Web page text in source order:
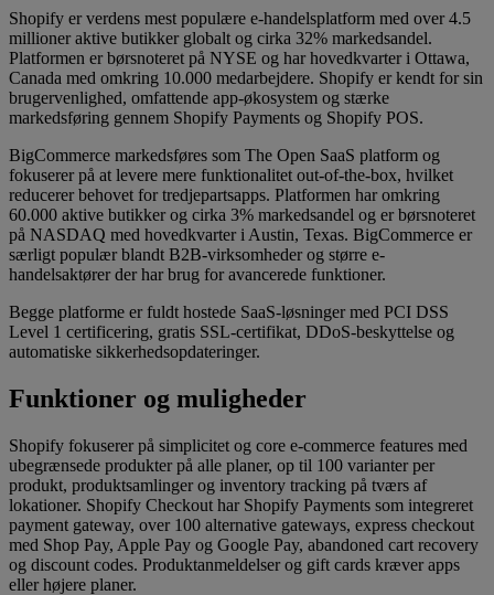
Shopify er verdens mest populære e-handelsplatform med over 4.5
millioner aktive butikker globalt og cirka 32% markedsandel.
Platformen er børsnoteret på NYSE og har hovedkvarter i Ottawa,
Canada med omkring 10.000 medarbejdere. Shopify er kendt for sin
brugervenlighed, omfattende app-økosystem og stærke
markedsføring gennem Shopify Payments og Shopify POS.
BigCommerce markedsføres som The Open SaaS platform og
fokuserer på at levere mere funktionalitet out-of-the-box, hvilket
reducerer behovet for tredjepartsapps. Platformen har omkring
60.000 aktive butikker og cirka 3% markedsandel og er børsnoteret
på NASDAQ med hovedkvarter i Austin, Texas. BigCommerce er
særligt populær blandt B2B-virksomheder og større e-
handelsaktører der har brug for avancerede funktioner.
Begge platforme er fuldt hostede SaaS-løsninger med PCI DSS
Level 1 certificering, gratis SSL-certifikat, DDoS-beskyttelse og
automatiske sikkerhedsopdateringer.
Funktioner og muligheder
Shopify fokuserer på simplicitet og core e-commerce features med
ubegrænsede produkter på alle planer, op til 100 varianter per
produkt, produktsamlinger og inventory tracking på tværs af
lokationer. Shopify Checkout har Shopify Payments som integreret
payment gateway, over 100 alternative gateways, express checkout
med Shop Pay, Apple Pay og Google Pay, abandoned cart recovery
og discount codes. Produktanmeldelser og gift cards kræver apps
eller højere planer.